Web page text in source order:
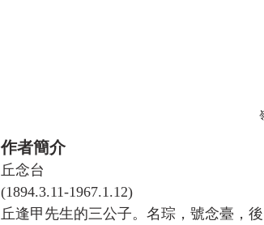
作者簡介
丘念台
(1894.3.11-1967.1.12)
丘逢甲先生的三公子。名琮，號念臺，後